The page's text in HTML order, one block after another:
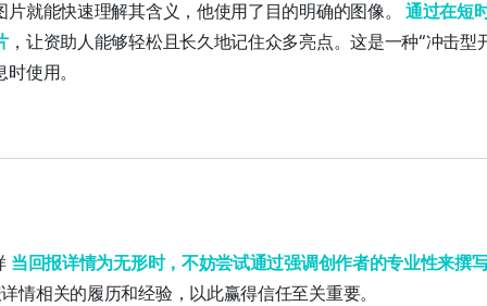
就能快速理解其含义，他使用了目的明确的图像。 通过在短
，让资助人能够轻松且长久地记住众多亮点。这是一种“冲击型
使用。
当回报详情为无形时，不妨尝试通过强调创作者的专业性来撰
情相关的履历和经验，以此赢得信任至关重要。